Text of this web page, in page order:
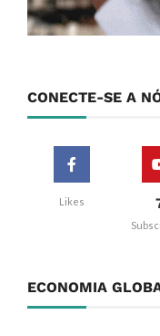
CONECTE-SE A
Likes
ECONOMIA